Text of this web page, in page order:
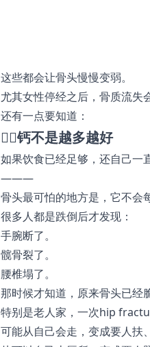
这些都会让骨头慢慢变弱。
尤其女性停经之后，骨质流失
还有一点要知道：
👉🏻钙不是越多越好
如果饮食已经足够，还自己一
———
骨头最可怕的地方是，它不会
很多人都是跌倒后才发现：
手腕断了。
髋骨裂了。
腰椎塌了。
那时候才知道，原来骨头已经
特别是老人家，一次hip
可能从自己会走，变成要人扶